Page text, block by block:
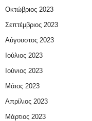
Οκτώβριος 2023
Σεπτέμβριος 2023
Αύγουστος 2023
Ιούλιος 2023
Ιούνιος 2023
Μάιος 2023
Απρίλιος 2023
Μάρτιος 2023